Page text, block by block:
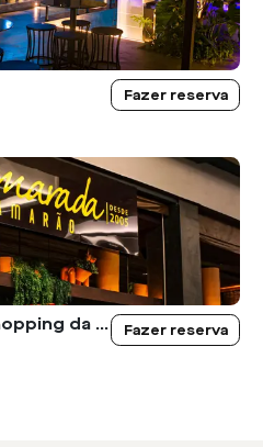
Fazer reserva
Camarada Camarão - Shopping da Bahia Fazer reserva